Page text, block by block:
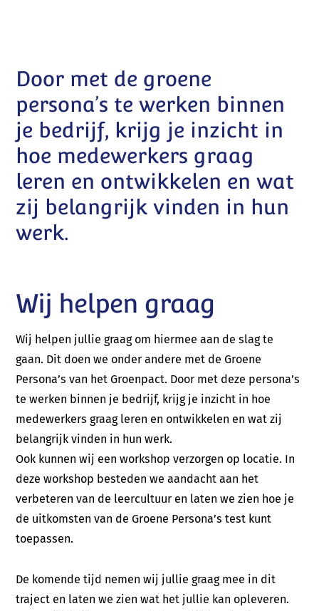
06 57 64 34 58 (Mariëlle) of 06 38 78 57 53
E-mail:
info@talentboom.nl
Contact
Door met de groene
persona’s te werken binnen
je bedrijf, krijg je inzicht in
hoe medewerkers graag
leren en ontwikkelen en wat
zij belangrijk vinden in hun
werk.
Wij helpen graag
Wij helpen jullie graag om hiermee aan de slag te
gaan. Dit doen we onder andere met de Groene
Persona’s van het Groenpact. Door met deze persona’s
te werken binnen je bedrijf, krijg je inzicht in hoe
medewerkers graag leren en ontwikkelen en wat zij
belangrijk vinden in hun werk.
Ook kunnen wij een workshop verzorgen op locatie. In
deze workshop besteden we aandacht aan het
verbeteren van de leercultuur en laten we zien hoe je
de uitkomsten van de Groene Persona’s test kunt
toepassen.
De komende tijd nemen wij jullie graag mee in dit
traject en laten we zien wat het jullie kan opleveren.